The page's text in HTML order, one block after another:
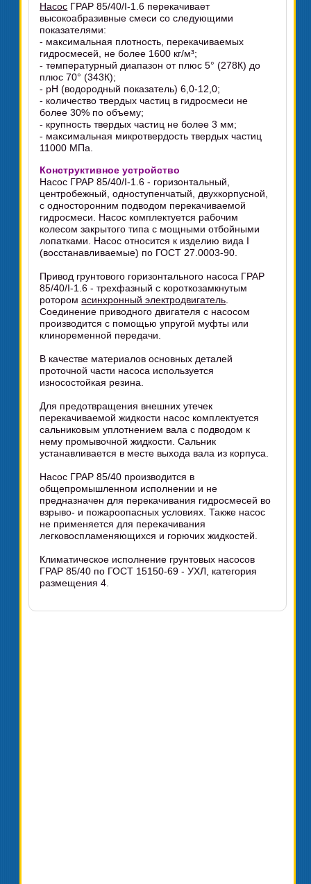
Насос ГРАР 85/40/I-1.6 перекачивает
высокоабразивные смеси со следующими
показателями:
- максимальная плотность, перекачиваемых
гидросмесей, не более 1600 кг/м³;
- температурный диапазон от плюс 5° (278К) до
плюс 70° (343К);
- pH (водородный показатель) 6,0-12,0;
- количество твердых частиц в гидросмеси не
более 30% по объему;
- крупность твердых частиц не более 3 мм;
- максимальная микротвердость твердых частиц
11000 МПа.
Конструктивное устройство
Насос ГРАР 85/40/I-1.6 - горизонтальный,
центробежный, одноступенчатый, двухкорпусной,
с односторонним подводом перекачиваемой
гидросмеси. Насос комплектуется рабочим
колесом закрытого типа с мощными отбойными
лопатками. Насос относится к изделию вида I
(восстанавливаемые) по ГОСТ 27.0003-90.
Привод грунтового горизонтального насоса ГРАР
85/40/I-1.6 - трехфазный с короткозамкнутым
роторомасинхронный электродвигатель
Соединение приводного двигателя с насосом
производится с помощью упругой муфты или
клиноременной передачи.
В качестве материалов основных деталей
проточной части насоса используется
износостойкая резина.
Для предотвращения внешних утечек
перекачиваемой жидкости насос комплектуется
сальниковым уплотнением вала с подводом к
нему промывочной жидкости. Сальник
устанавливается в месте выхода вала из корпуса.
Насос ГРАР 85/40 производится в
общепромышленном исполнении и не
предназначен для перекачивания гидросмесей во
взрыво- и пожароопасных условиях. Также насос
не применяется для перекачивания
легковоспламеняющихся и горючих жидкостей.
Климатическое исполнение грунтовых насосов
ГРАР 85/40 по ГОСТ 15150-69 - УХЛ, категория
размещения 4.